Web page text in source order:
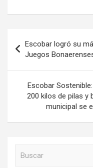
de
entradas
Escobar logró su
Juegos
Escobar
200 kilos de pilas y
municipal se